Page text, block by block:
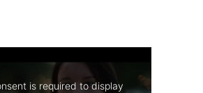
is required to display